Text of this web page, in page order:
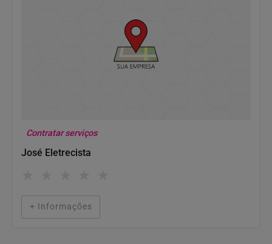
Contratar serviços
José Eletrecista
+ Informações